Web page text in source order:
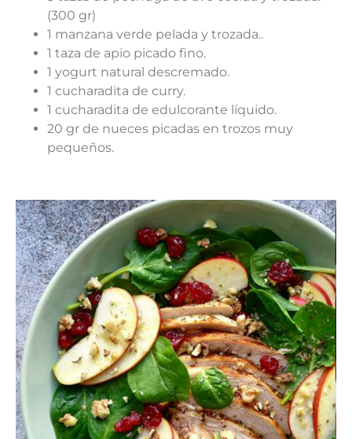
(300 gr)
1 manzana verde pelada y trozada..
1 taza de apio picado fino.
1 yogurt natural descremado.
1 cucharadita de curry.
1 cucharadita de edulcorante líquido.
20 gr de nueces picadas en trozos muy
pequeños.